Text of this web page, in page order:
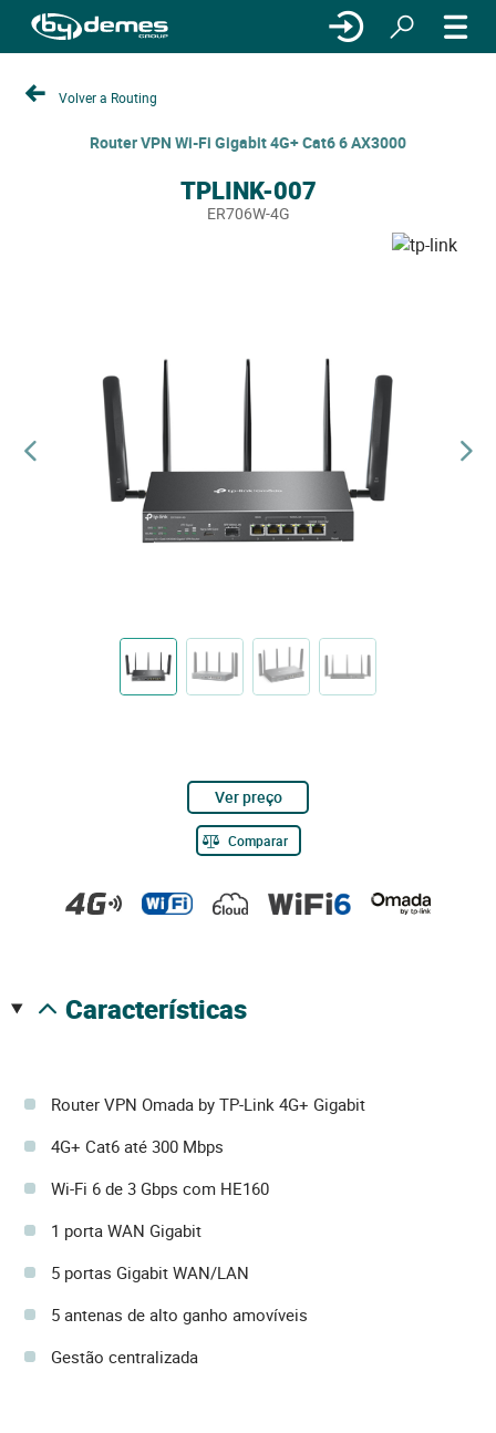
Volver a Routing
Router VPN Wi-Fi Gigabit 4G+ Cat6 6 AX3000
TPLINK-007
ER706W-4G
Ver preço
Comparar
características
Router VPN Omada by TP-Link 4G+ Gigabit
4G+ Cat6 até 300 Mbps
Wi-Fi 6 de 3 Gbps com HE160
1 porta WAN Gigabit
5 portas Gigabit WAN/LAN
5 antenas de alto ganho amovíveis
Gestão centralizada